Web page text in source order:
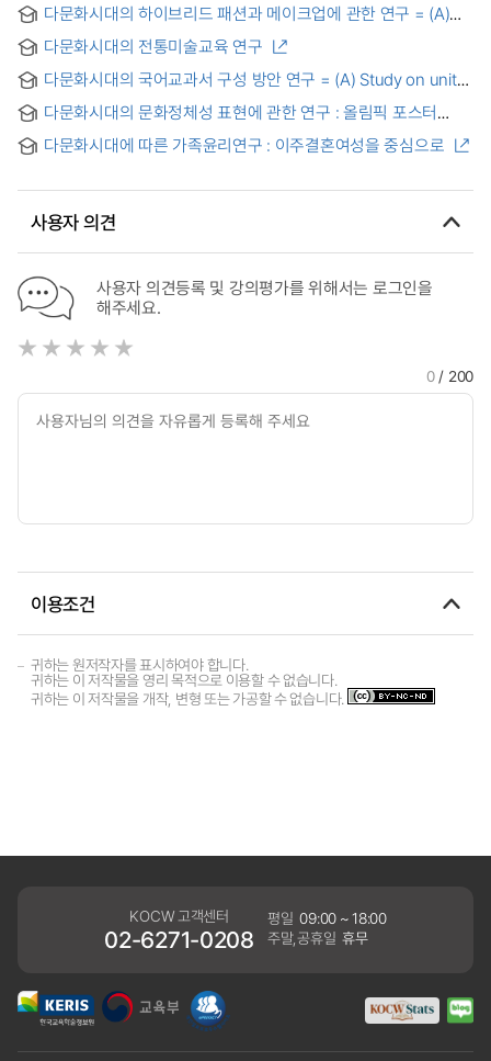
다문화시대의 하이브리드 패션과 메이크업에 관한 연구 = (A)
Multiculturalism in Fashion
다문화시대의 전통미술교육 연구
다문화시대의 국어교과서 구성 방안 연구 = (A) Study on units
다문화시대의 문화정체성 표현에 관한 연구 : 올림픽 포스터
the Age of Pluralism : focusing on Olympic Poster
다문화시대에 따른 가족윤리연구 : 이주결혼여성을 중심으로
사용자 의견
사용자 의견등록 및 강의평가를 위해서는 로그인을
해주세요.
0/ 200
이용조건
귀하는 원저작자를 표시하여야 합니다.
귀하는 이 저작물을 영리 목적으로 이용할 수 없습니다.
귀하는 이 저작물을 개작, 변형 또는 가공할 수 없습니다.
KOCW 고객센터
02-6271-0208
평일 09:00 ~ 18:00
주말,공휴일 휴무